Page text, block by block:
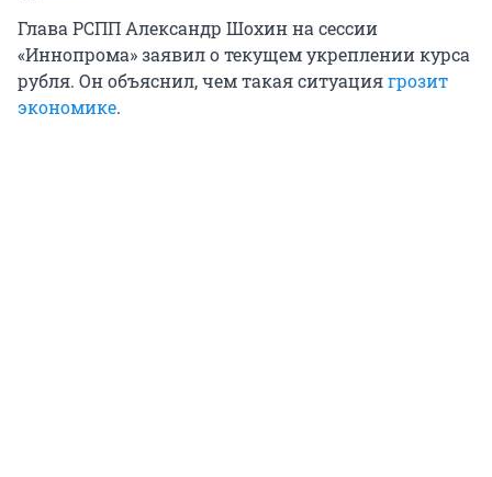
Глава РСПП Александр Шохин на сессии
«Иннопрома» заявил о текущем укреплении курса
рубля. Он объяснил, чем такая ситуациягрозит
экономике.